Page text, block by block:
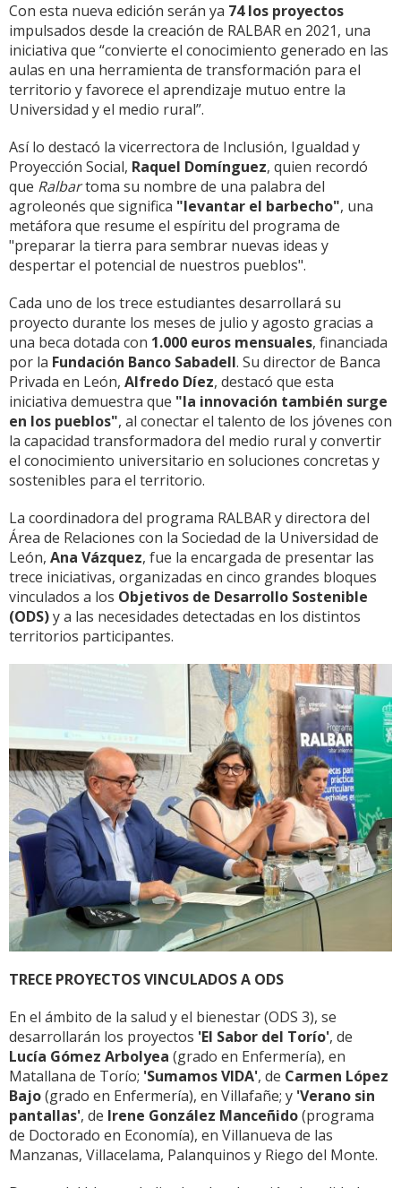
Con esta nueva edición serán ya 74 los proyectos
impulsados desde la creación de RALBAR en 2021, una
iniciativa que “convierte el conocimiento generado en las
aulas en una herramienta de transformación para el
territorio y favorece el aprendizaje mutuo entre la
Universidad y el medio rural”.
Así lo destacó la vicerrectora de Inclusión, Igualdad y
Proyección Social, Raquel Domínguez, quien recordó
que Ralbartoma su nombre de una palabra del
agroleonés que significa "levantar el barbecho", una
metáfora que resume el espíritu del programa de
"preparar la tierra para sembrar nuevas ideas y
despertar el potencial de nuestros pueblos".
Cada uno de los trece estudiantes desarrollará su
proyecto durante los meses de julio y agosto gracias a
una beca dotada con 1.000 euros mensuales, financiada
por la Fundación Banco Sabadell. Su director de Banca
Privada en León, Alfredo Díez, destacó que esta
iniciativa demuestra que "la innovación también surge
en los pueblos", al conectar el talento de los jóvenes con
la capacidad transformadora del medio rural y convertir
el conocimiento universitario en soluciones concretas y
sostenibles para el territorio.
La coordinadora del programa RALBAR y directora del
Área de Relaciones con la Sociedad de la Universidad de
León, Ana Vázquez, fue la encargada de presentar las
trece iniciativas, organizadas en cinco grandes bloques
vinculados a los Objetivos de Desarrollo Sostenible
(ODS)y a las necesidades detectadas en los distintos
territorios participantes.
TRECE PROYECTOS VINCULADOS A ODS
En el ámbito de la salud y el bienestar (ODS 3), se
desarrollarán los proyectos 'El Sabor del Torío', de
Lucía Gómez Arbolyea (grado en Enfermería), en
Matallana de Torío; 'Sumamos VIDA', de Carmen López
Bajo(grado en Enfermería), en Villafañe; y 'Verano sin
pantallas', de Irene González Manceñido(programa
de Doctorado en Economía), en Villanueva de las
Manzanas, Villacelama, Palanquinos y Riego del Monte.